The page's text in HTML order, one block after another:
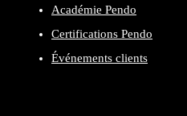
Académie Pendo
Certifications Pendo
Événements clients